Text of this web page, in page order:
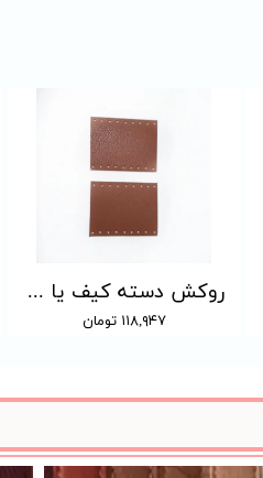
روکش دسته کیف یا سبد دوختنی - جفتی (رنگبندی دارد)
۱۱۸,۹۴۷ تومان